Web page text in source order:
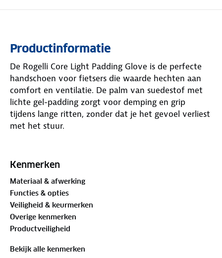
Productinformatie
De Rogelli Core Light Padding Glove is de perfecte
handschoen voor fietsers die waarde hechten aan
comfort en ventilatie. De palm van suedestof met
lichte gel-padding zorgt voor demping en grip
tijdens lange ritten, zonder dat je het gevoel verliest
met het stuur.
ook op warme dagen. De badstof
weg te vegen. Dankzij de handige uittrek-lussen trek
je de handschoenen eenvoudig uit na je rit. Met de
klittenbandsluiting bij de pols stel je de handschoen
gemakkelijk af voor de perfecte pasvorm.
De Core Light Padding Glove biedt de ideale balans
Kenmerken
Materiaal & afwerking
Functies & opties
Veiligheid & keurmerken
Overige kenmerken
Productveiligheid
Bekijk alle kenmerken